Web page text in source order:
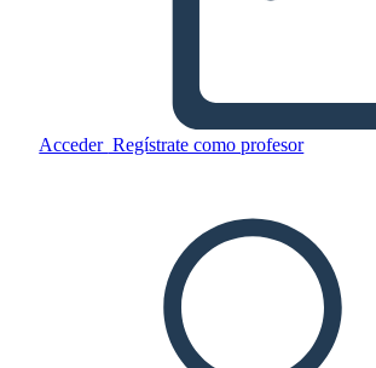
Acceder Regístrate como profesor
של הנמלים ב "החרב באבן"
Copie este guión gráfico
CREAR UN GUIÓN GRÁFICO
JUEGO DE DIAPOSITIVAS